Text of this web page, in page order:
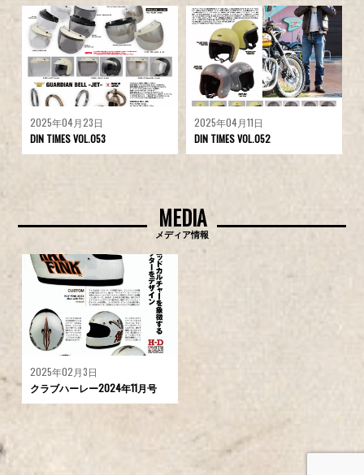
2025年04月23日
DIN TIMES VOL.053
2025年04月11日
DIN TIMES VOL.052
MEDIA
メディア情報
2025年02月3日
クラブハーレー2024年11月号